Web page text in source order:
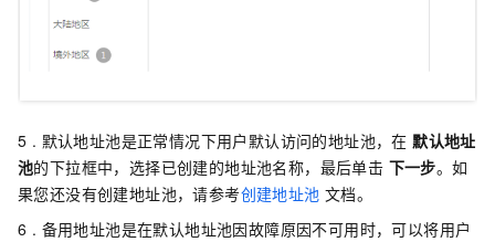
5 . 默认地址池是正常情况下用户默认访问的地址池，在默认地址
池的下拉框中，选择已创建的地址池名称，最后单击 下一步。如
果您还没有创建地址池，请参考创建地址池 文档。
6 . 备用地址池是在默认地址池因故障原因不可用时，可以将用户